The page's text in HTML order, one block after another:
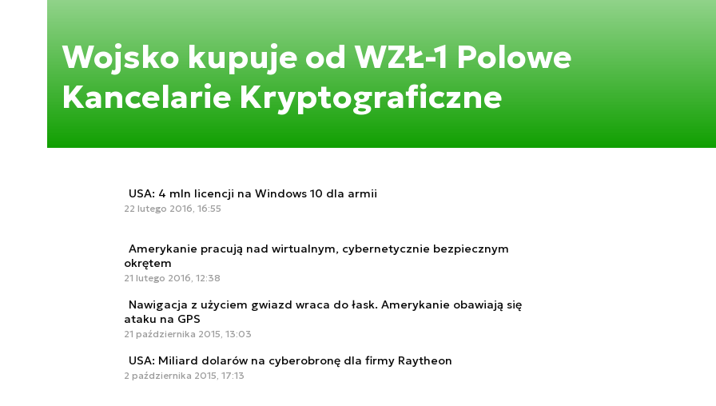
Wojsko kupuje od WZŁ-1 Polowe
Kancelarie Kryptograficzne
USA: 4 mln licencji na Windows 10 dla armii
22 lutego 2016, 16:55
Amerykanie pracują nad wirtualnym, cybernetycznie bezpiecznym
okrętem
21 lutego 2016, 12:38
Nawigacja z użyciem gwiazd wraca do łask. Amerykanie obawiają się
ataku na GPS
21 października 2015, 13:03
USA: Miliard dolarów na cyberobronę dla firmy Raytheon
2 października 2015, 17:13